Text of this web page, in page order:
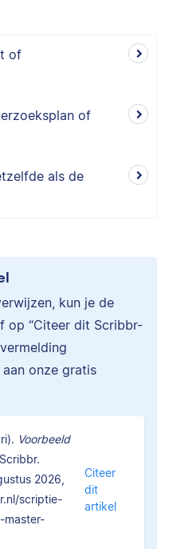
of
of
als de
kun je de
op “Citeer dit Scribbr-
onze gratis
Voorbeeld
Scribbr.
2026,
scriptie-
master-
Citeer
dit
artikel